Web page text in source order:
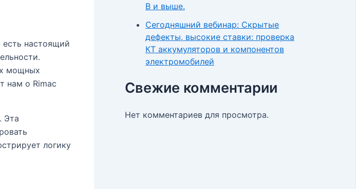
есть настоящий
мощных
нам о Rimac
Эта
логику
В и выше.
Сегодняшний вебинар: Скрытые
дефекты, высокие ставки: проверка
КТ аккумуляторов и компонентов
электромобилей
Свежие комментарии
Нет комментариев для просмотра.